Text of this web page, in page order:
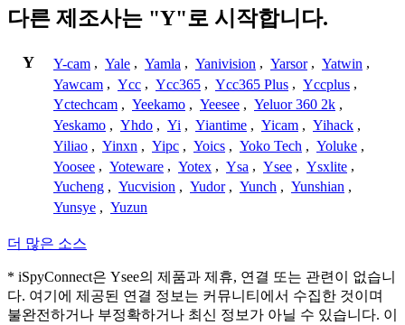
다른 제조사는 "Y"로 시작합니다.
Y Y-cam , Yale , Yamla , Yanivision , Yarsor , Yatwin ,
Yawcam , Ycc , Ycc365 , Ycc365 Plus , Yccplus ,
Yctechcam , Yeekamo , Yeesee , Yeluor 360 2k ,
Yeskamo , Yhdo , Yi , Yiantime , Yicam , Yihack ,
Yiliao , Yinxn , Yipc , Yoics , Yoko Tech , Yoluke ,
Yoosee , Yoteware , Yotex , Ysa , Ysee , Ysxlite ,
Yucheng , Yucvision , Yudor , Yunch , Yunshian ,
Yunsye , Yuzun
더 많은 소스
* iSpyConnect은 Ysee의 제품과 제휴, 연결 또는 관련이 없습니
다. 여기에 제공된 연결 정보는 커뮤니티에서 수집한 것이며
불완전하거나 부정확하거나 최신 정보가 아닐 수 있습니다. 이